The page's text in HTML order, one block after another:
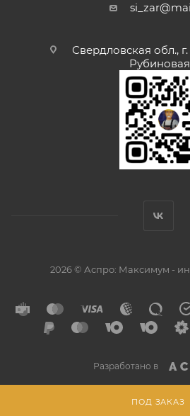
ПОД ЗАКАЗ
Свердловская обл.,
2026 © Аспро: Максимум -
Разработано в